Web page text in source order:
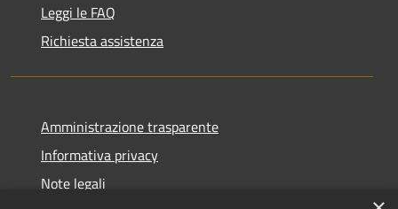
Leggi le FAQ
Richiesta assistenza
Amministrazione trasparente
Informativa privacy
Note legali